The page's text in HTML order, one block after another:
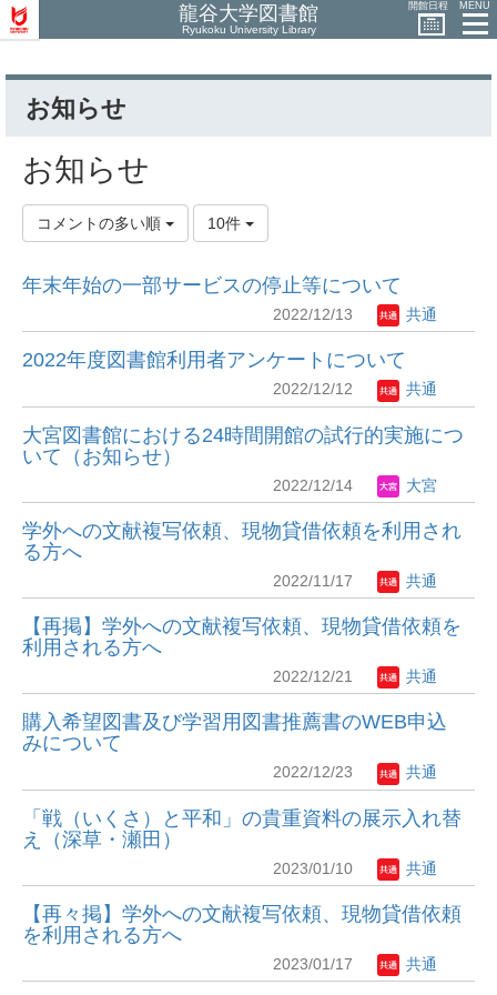
龍谷大学図書館
Ryukoku University Library
開館日程 MENU
お知らせ
お知らせ
コメントの多い順 10件
年末年始の一部サービスの停止等について
2022/12/13 共通
2022年度図書館利用者アンケートについて
2022/12/12 共通
大宮図書館における24時間開館の試行的実施につ
いて（お知らせ）
2022/12/14 大宮
学外への文献複写依頼、現物貸借依頼を利用され
る方へ
2022/11/17 共通
【再掲】学外への文献複写依頼、現物貸借依頼を
利用される方へ
2022/12/21 共通
購入希望図書及び学習用図書推薦書のWEB申込
みについて
2022/12/23 共通
「戦（いくさ）と平和」の貴重資料の展示入れ替
え（深草・瀬田）
2023/01/10 共通
【再々掲】学外への文献複写依頼、現物貸借依頼
を利用される方へ
2023/01/17 共通